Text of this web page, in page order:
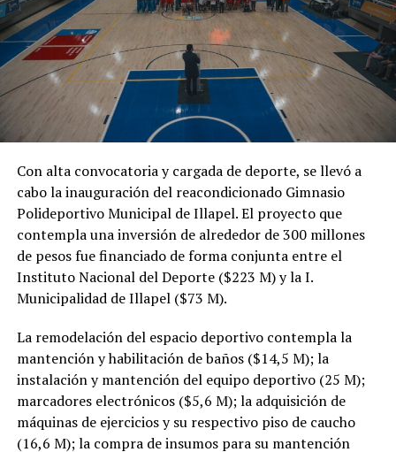
Con alta convocatoria y cargada de deporte, se llevó a
cabo la inauguración del reacondicionado Gimnasio
Polideportivo Municipal de Illapel. El proyecto que
contempla una inversión de alrededor de 300 millones
de pesos fue financiado de forma conjunta entre el
Instituto Nacional del Deporte ($223 M) y la I.
Municipalidad de Illapel ($73 M).
La remodelación del espacio deportivo contempla la
mantención y habilitación de baños ($14,5 M); la
instalación y mantención del equipo deportivo (25 M);
marcadores electrónicos ($5,6 M); la adquisición de
máquinas de ejercicios y su respectivo piso de caucho
(16,6 M); la compra de insumos para su mantención